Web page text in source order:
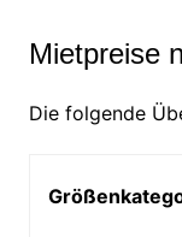
Mietpreise
Die folgende